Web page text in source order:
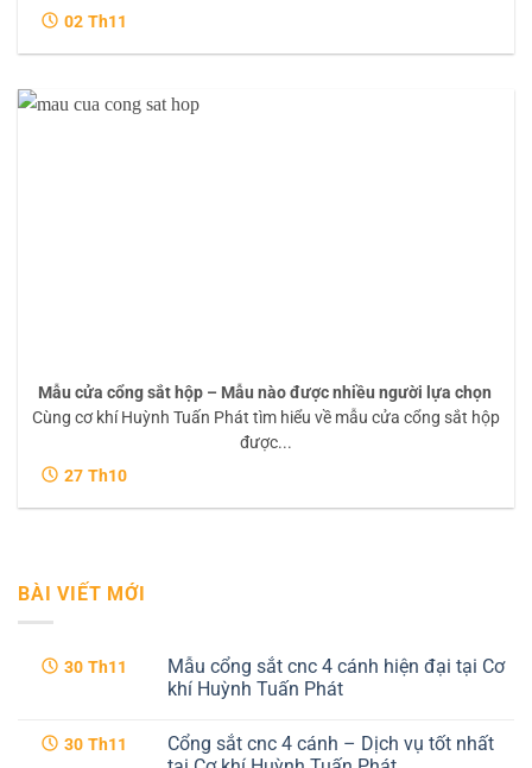
02 Th11
Mẫu cửa cổng sắt hộp – Mẫu nào được nhiều người lựa chọn
Cùng cơ khí Huỳnh Tuấn Phát tìm hiểu về mẫu cửa cổng sắt hộp
được...
27 Th10
BÀI VIẾT MỚI
30 Th11
Mẫu cổng sắt cnc 4 cánh hiện đại tại Cơ
khí Huỳnh Tuấn Phát
bình
luận
30 Th11
Cổng sắt cnc 4 cánh – Dịch vụ tốt nhất